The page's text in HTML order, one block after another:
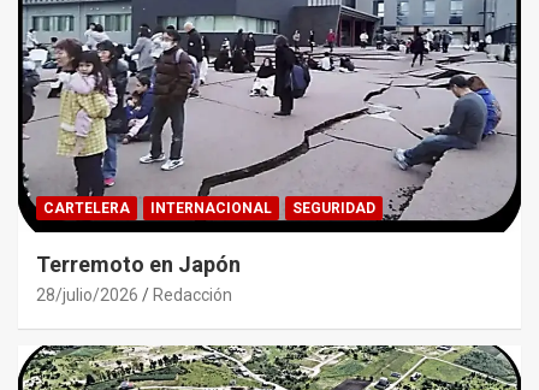
CARTELERA INTERNACIONAL SEGURIDAD
Terremoto en Japón
28/julio/2026 Redacción